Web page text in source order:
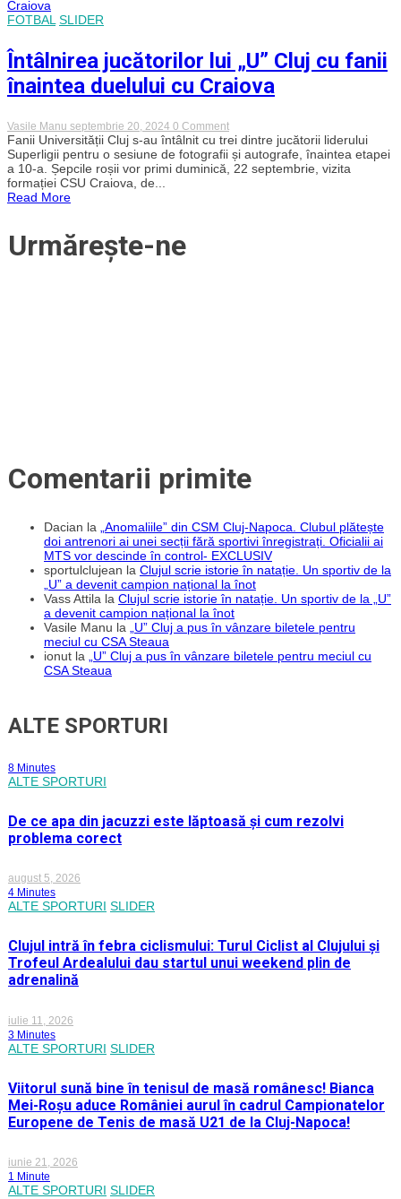
masă
din
această
vară
FOTBAL SLIDER
Întâlnirea jucătorilor lui „U” Cluj cu fanii
înaintea duelului cu Craiova
Vasile Manu septembrie 20, 2024 0 Commenton
Întâlnirea
jucătorilor
lui
„U”
Fanii Universității Cluj s-au întâlnit cu trei dintre jucătorii liderului
Superligii pentru o sesiune de fotografii și autografe, înaintea etapei
a 10-a. Șepcile roșii vor primi duminică, 22 septembrie, vizita
formației CSU Craiova, de...
Read More
Urmărește-ne
Comentarii primite
Dacian la
„Anomaliile” din CSM Cluj-Napoca. Clubul plătește
doi antrenori ai unei secții fără sportivi înregistrați. Oficialii ai
MTS vor descinde în control- EXCLUSIV
sportulclujean la Clujul scrie istorie în natație. Un sportiv de la
„U” a devenit campion național la înot
Vass Attila la Clujul scrie istorie în natație. Un sportiv de la „U”
a devenit campion național la înot
Vasile Manu la
„U” Cluj a pus în vânzare biletele pentru
meciul cu CSA Steaua
ionut la
„U” Cluj a pus în vânzare biletele pentru meciul cu
CSA Steaua
ALTE SPORTURI
8 Minutes
ALTE SPORTURI
De ce apa din jacuzzi este lăptoasă și cum rezolvi
problema corect
august 5, 2026
4 Minutes
ALTE SPORTURI SLIDER
Clujul intră în febra ciclismului: Turul Ciclist al Clujului și
Trofeul Ardealului dau startul unui weekend plin de
adrenalină
iulie 11, 2026
3 Minutes
ALTE SPORTURI SLIDER
Viitorul sună bine în tenisul de masă românesc! Bianca
Mei-Roșu aduce României aurul în cadrul Campionatelor
Europene de Tenis de masă U21 de la Cluj-Napoca!
iunie 21, 2026
1 Minute
ALTE SPORTURI SLIDER